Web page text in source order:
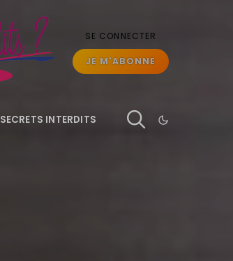
SE CONNECTER
JE M'ABONNE
SECRETS INTERDITS